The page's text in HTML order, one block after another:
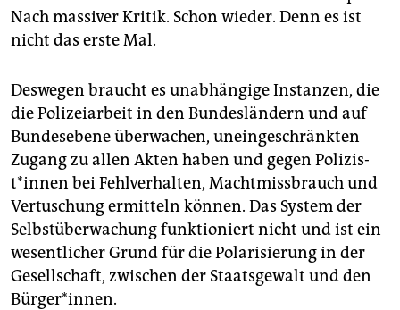
Nach massiver Kritik. Schon wieder. Denn es ist
nicht das erste Mal.
Deswegen braucht es unabhängige Instanzen, die
die Polizeiarbeit in den Bundesländern und auf
Bundesebene überwachen, uneingeschränkten
Zugang zu allen Akten haben und gegen Po­li­zis­
t*in­nen bei Fehlverhalten, Machtmissbrauch und
Vertuschung ermitteln können. Das System der
Selbstüberwachung funktioniert nicht und ist ein
wesentlicher Grund für die Polarisierung in der
Gesellschaft, zwischen der Staatsgewalt und den
Bürger*innen.